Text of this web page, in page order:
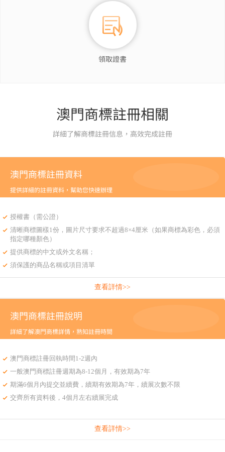
領取證書
澳門商標註冊相關
詳細了解商標註冊信息，高效完成註冊
澳門商標註冊資料
提供詳細的註冊資料，幫助您快速辦理
授權書（需公證）
清晰商標圖樣1份，圖片尺寸要求不超過8×4厘米（如果商標為彩色，必須
指定哪種顏色）
提供商標的中文或外文名稱；
須保護的商品名稱或項目清單
查看詳情>>
澳門商標註冊說明
詳細了解澳門商標詳情，熟知註冊時間
澳門商標註冊回執時間1-2週內
一般澳門商標註冊週期為8-12個月，有效期為7年
期滿6個月內提交並續費，續期有效期為7年，續展次數不限
交齊所有資料後，4個月左右續展完成
查看詳情>>